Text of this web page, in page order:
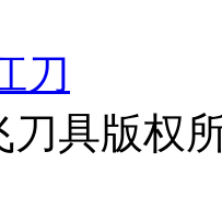
刀
刀具版权